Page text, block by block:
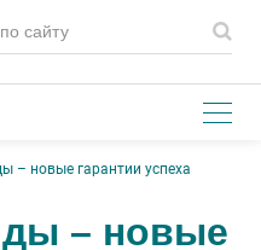
– новые гарантии успеха
– новые